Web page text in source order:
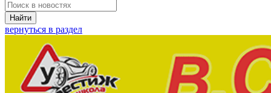
Найти
вернуться в раздел